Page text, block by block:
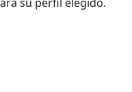
su perfil elegido.